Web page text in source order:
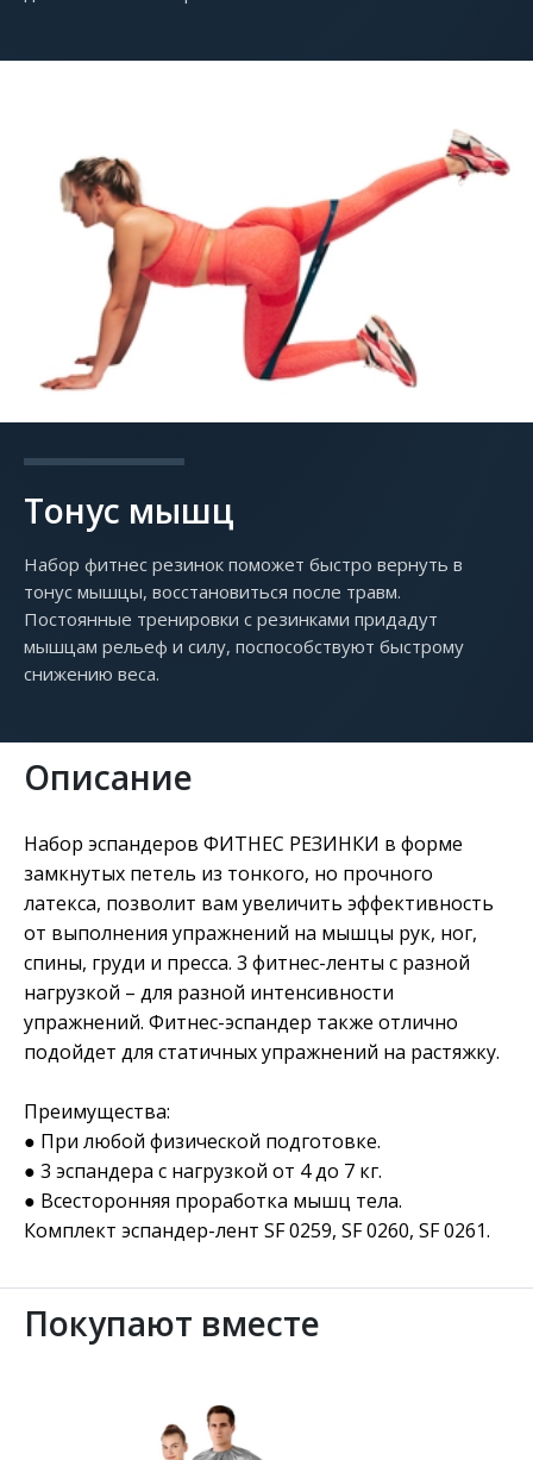
Тонус мышц
Набор фитнес резинок поможет быстро вернуть в
тонус мышцы, восстановиться после травм.
Постоянные тренировки с резинками придадут
мышцам рельеф и силу, поспособствуют быстрому
снижению веса.
Описание
Набор эспандеров ФИТНЕС РЕЗИНКИ в форме
замкнутых петель из тонкого, но прочного
латекса, позволит вам увеличить эффективность
от выполнения упражнений на мышцы рук, ног,
спины, груди и пресса. 3 фитнес-ленты с разной
нагрузкой – для разной интенсивности
упражнений. Фитнес-эспандер также отлично
подойдет для статичных упражнений на растяжку.
Преимущества:
● При любой физической подготовке.
● 3 эспандера с нагрузкой от 4 до 7 кг.
● Всесторонняя проработка мышц тела.
Комплект эспандер-лент SF 0259, SF 0260, SF 0261.
Покупают вместе